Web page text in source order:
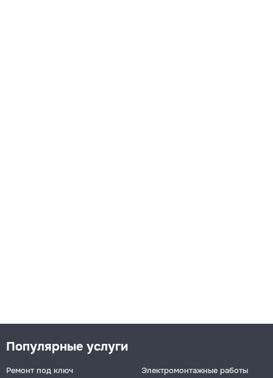
Популярные услуги
Ремонт под ключ
Электромонтажные работы